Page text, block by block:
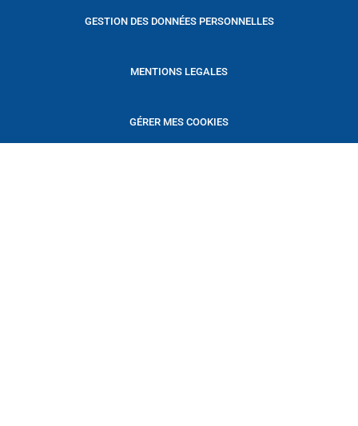
GESTION DES DONNÉES PERSONNELLES
MENTIONS LEGALES
GÉRER MES COOKIES